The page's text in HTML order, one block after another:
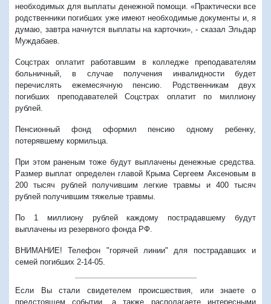
необходимых для выплаты денежной помощи. «Практически все
родственники погибших уже имеют необходимые документы и, я
думаю, завтра начнутся выплаты на карточки», - сказал Эльдар
Муждабаев.
Соцстрах оплатит работавшим в колледже преподавателям
больничный, в случае получения инвалидности будет
перечислять ежемесячную пенсию. Родственникам двух
погибших преподавателей Соцстрах оплатит по миллиону
рублей.
Пенсионный фонд оформил пенсию одному ребенку,
потерявшему кормильца.
При этом раненым тоже будут выплачены денежные средства.
Размер выплат определен главой Крыма Сергеем Аксеновым в
200 тысяч рублей получившим легкие травмы и 400 тысяч
рублей получившим тяжелые травмы.
По 1 миллиону рублей каждому пострадавшему будут
выплачены из резервного фонда РФ.
ВНИМАНИЕ! Телефон "горячей линии" для пострадавших и
семей погибших 2-14-05.
Если Вы стали свидетелем происшествия, или знаете о
предстоящем событии, а также располагаете интересными